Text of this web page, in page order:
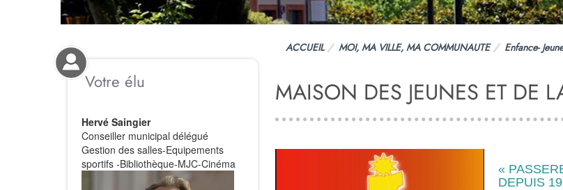
ACCUEIL MOI, MA VILLE, MA COMMUNAUTE Enfance-
MAISON DES JEUNES ET DE
«
DEPUIS
Votre élu
Hervé Saingier
Conseiller municipal délégué
Gestion des salles-Equipements
sportifs -Bibliothèque-MJC-Cinéma